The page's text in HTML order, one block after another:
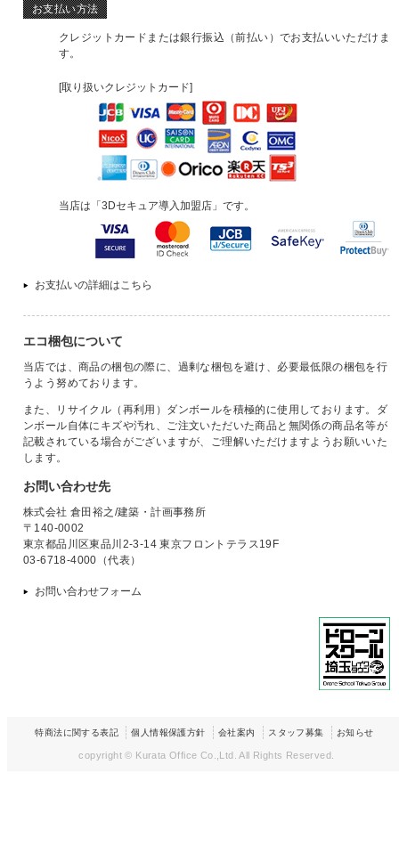
お支払い方法
クレジットカードまたは銀行振込（前払い）でお支払いいただけま
す。
[取り扱いクレジットカード]
当店は「3Dセキュア導入加盟店」です。
お支払いの詳細はこちら
エコ梱包について
当店では、商品の梱包の際に、過剰な梱包を避け、必要最低限の梱包を行
うよう努めております。
また、リサイクル（再利用）ダンボールを積極的に使用しております。ダ
ンボール自体にキズや汚れ、ご注文いただいた商品と無関係の商品名等が
記載されている場合がございますが、ご理解いただけますようお願いいた
します。
お問い合わせ先
株式会社 倉田裕之/建築・計画事務所
〒140-0002
東京都品川区東品川2-3-14 東京フロントテラス19F
03-6718-4000（代表）
お問い合わせフォーム
特商法に関する表記 個人情報保護方針 会社案内 スタッフ募集 お知らせ
copyright © Kurata Office Co.,Ltd. All Rights Reserved.